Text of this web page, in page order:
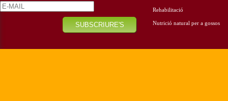
Rehabilitació
Nutrició natural per a gossos